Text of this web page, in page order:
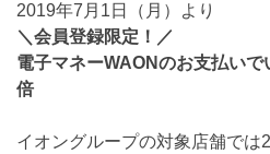
2019年7月1日（月）より
＼会員登録限定！／
電子マネーWAONのお支払い
倍
イオングループの対象店舗では